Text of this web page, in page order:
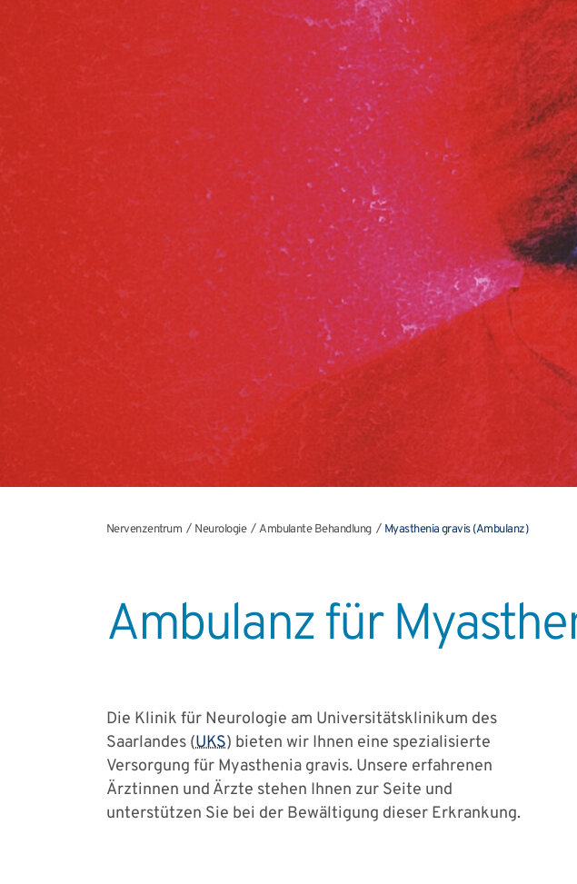
Nervenzentrum Neurologie Ambulante Behandlung Myasthenia gravis (Ambulanz)
Ambulanz für
Die Klinik für Neurologie am Universitätsklinikum des
Saarlandes (UKS) bieten wir Ihnen eine spezialisierte
Versorgung für Myasthenia gravis. Unsere erfahrenen
Ärztinnen und Ärzte stehen Ihnen zur Seite und
unterstützen Sie bei der Bewältigung dieser Erkrankung.